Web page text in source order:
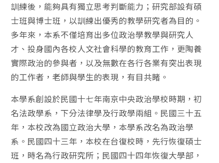
訓練後，能夠具有獨立思考判斷能力；研究部設有碩
士班與博士班，以訓練出優秀的教學研究者為目的。
多年來，本系不僅培育出多位政治學教學與研究人
才、投身國內各校人文社會科學的教育工作，更陶養
實際政治的參與者，以及無數在各行各業有突出表現
的工作者，老師與學生的表現，有目共睹。
本學系創設於民國十七年南京中央政治學校時期，初
名法政學系，下分法律學及行政學兩組。民國三十五
年，本校改為國立政治大學，本學系改名為政治學
系。民國四十三年，本校在台復校時，先行恢復碩士
班，時名為行政研究所；民國四十四年恢復大學部，